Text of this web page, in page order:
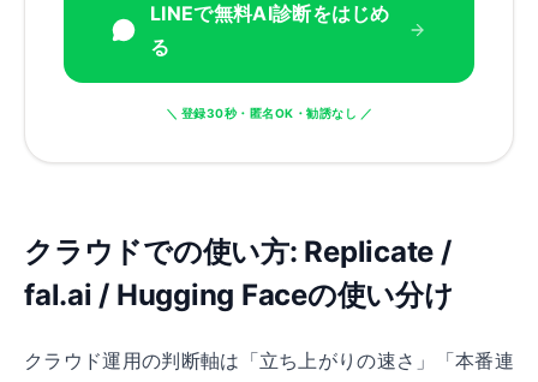
LINEで無料AI診断をはじめ
る
＼ 登録30秒・匿名OK・勧誘なし ／
クラウドでの使い方: Replicate /
fal.ai / Hugging Faceの使い分け
クラウド運用の判断軸は「立ち上がりの速さ」「本番連